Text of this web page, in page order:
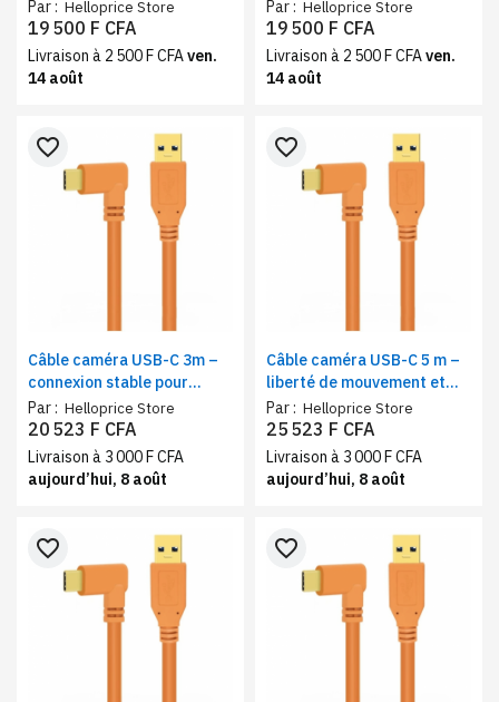
Par : Helloprice Store
19 500 F CFA
Livraison à 2 500 F CFAven.
14 août
Par : Helloprice Store
19 500 F CFA
Livraison à 2 500 F CFAven.
14 août
Câble caméra USB-C 3m –
connexion stable pour
streaming et photo
Par : Helloprice Store
favorite_border
20 523 F CFA
Livraison à 3 000 F CFA
aujourd’hui, 8 août
Câble caméra USB-C 5 m –
liberté de mouvement et
transmission fluide
Par : Helloprice Store
favorite_border
25 523 F CFA
Livraison à 3 000 F CFA
aujourd’hui, 8 août
favorite_border favorite_border